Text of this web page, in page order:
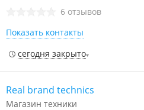
6 отзывов
Показать контакты
сегодня закрыто
Real brand technics
Магазин техники